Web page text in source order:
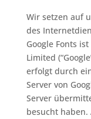
Wir setzen auf
des
Google Fonts
Limited
erfolgt durch
Server von
Server
besucht haben.